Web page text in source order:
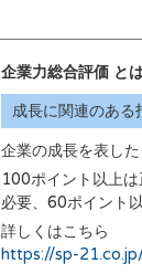
企業力総合評価 と
成長に関連のある
企業の成長を表し
100ポイント以上
必要、60ポイント
詳しくはこちら
https://sp-